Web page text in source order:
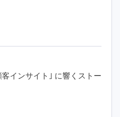
インサイト｣ に響くストー